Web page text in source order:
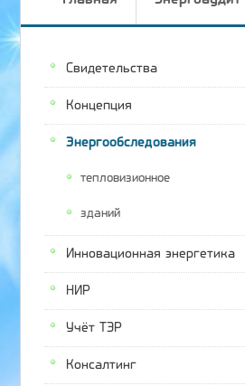
Свидетельства
Концепция
Энергообследования
тепловизионное
зданий
Инновационная энергетика
НИР
Учёт ТЭР
Консалтинг